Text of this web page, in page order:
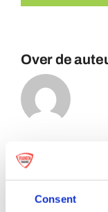
Consent
Over de